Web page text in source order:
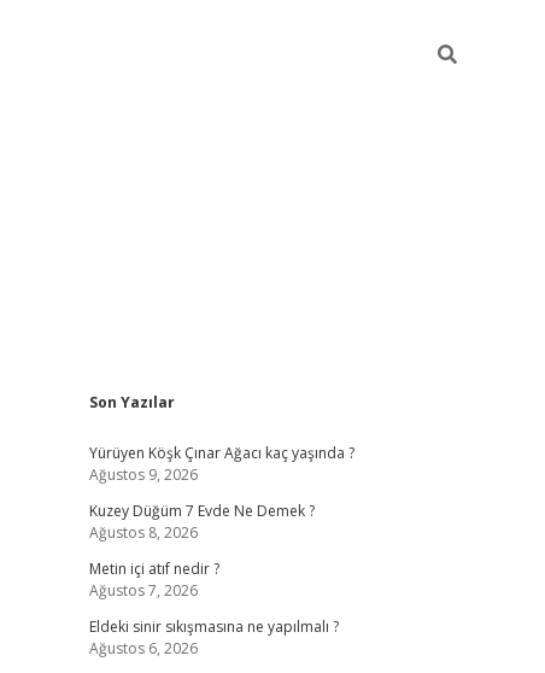
Sidebar
Son Yazılar
Yürüyen Köşk Çınar Ağacı kaç yaşında ?
Ağustos 9, 2026
Kuzey Düğüm 7 Evde Ne Demek ?
Ağustos 8, 2026
Metin içi atıf nedir ?
Ağustos 7, 2026
Eldeki sinir sıkışmasına ne yapılmalı ?
Ağustos 6, 2026